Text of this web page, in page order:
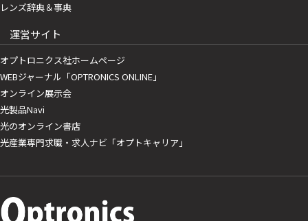
レンズ辞典＆事典
運営サイト
オプトロニクス社ホームページ
WEBジャーナル「OPTRONICS ONLINE」
オンライン展示会
光製品Navi
光のオンライン書店
光産業専門求職・求人ナビ「オプトキャリア」